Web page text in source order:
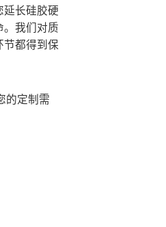
延长硅胶硬
。我们对质
节都得到保
的定制需